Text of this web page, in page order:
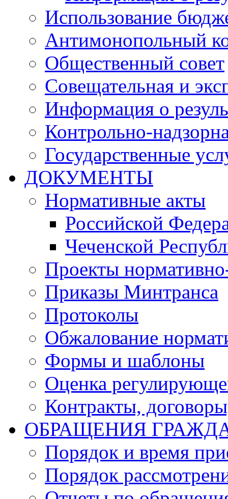
Использование
Антимонопольный
Общественный совет
Совещательная и
Информация о
Контрольно-
Государственные
ДОКУМЕНТЫ
Нормативные акты
Российской
Чеченской
Проекты
Приказы Минтранса
Протоколы
Обжалование
Формы и шаблоны
Оценка
Контракты,
ОБРАЩЕНИЯ
Порядок и время
Порядок